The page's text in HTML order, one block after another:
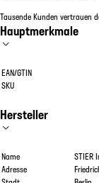
Tausende Kunden vertrauen
Hauptmerkmale
EAN/GTIN
SKU
Hersteller
Name
STIER
Adresse